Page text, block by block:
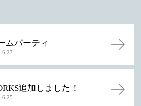
ムパーティ
追加しました！